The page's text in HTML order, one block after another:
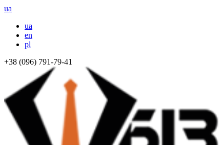
ua
ua
en
pl
+38 (096) 791-79-41